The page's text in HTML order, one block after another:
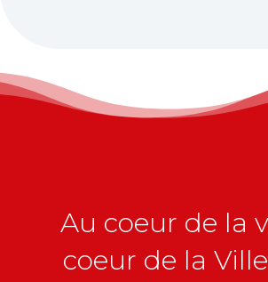
Au coeur de la
coeur de la